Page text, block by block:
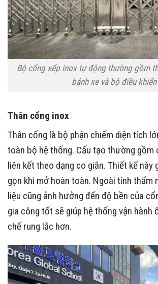
Bộ cổng xếp inox tự động thường gồm
bánh xe và bộ điều khiển
Thân cổng inox
Thân cổng là bộ phận chiếm diện tích
toàn bộ hệ thống. Cấu tạo thường gồm
liên kết theo dạng co giãn. Thiết kế này
gọn khi mở hoàn toàn. Ngoài tính thẩm
liệu cũng ảnh hưởng đến độ bền của
gia công tốt sẽ giúp hệ thống vận hành
chế rung lắc hơn.